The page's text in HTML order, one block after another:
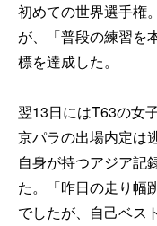
初めての世界選手権
が、「普段の練習を
標を達成した。
翌13日にはT63の女
京パラの出場内定は
自身が持つアジア記
た。「昨日の走り幅
でしたが、自己ベス